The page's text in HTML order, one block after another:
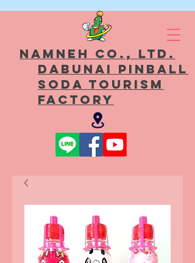
Namneh Co., Ltd.
Dabunai Pinball
Soda Tourism
Factory